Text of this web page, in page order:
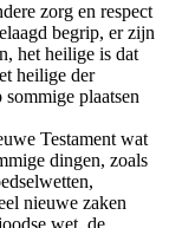
zorg en respect
begrip, er zijn
het heilige is dat
heilige der
plaatsen
Testament wat
dingen, zoals
nieuwe zaken
wet, de